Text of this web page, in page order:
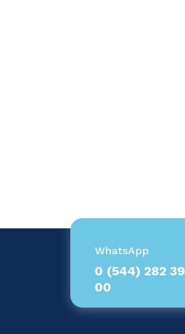
WhatsApp
0 (544) 282 39
00